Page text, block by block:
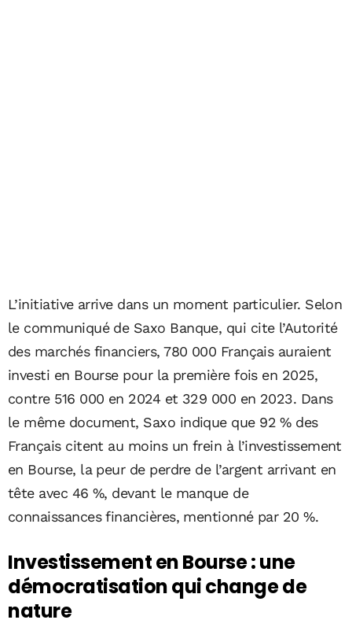
L’initiative arrive dans un moment particulier. Selon
le communiqué de Saxo Banque, qui cite l’Autorité
des marchés financiers, 780 000 Français auraient
investi en Bourse pour la première fois en 2025,
contre 516 000 en 2024 et 329 000 en 2023. Dans
le même document, Saxo indique que 92 % des
Français citent au moins un frein à l’investissement
en Bourse, la peur de perdre de l’argent arrivant en
tête avec 46 %, devant le manque de
connaissances financières, mentionné par 20 %.
Investissement en Bourse : une
démocratisation qui change de
nature